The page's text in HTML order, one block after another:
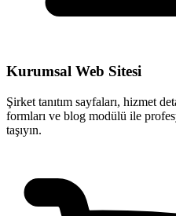
Kurumsal Web Sitesi
Şirket tanıtım sayfaları, hizmet
formları ve blog modülü ile
taşıyın.